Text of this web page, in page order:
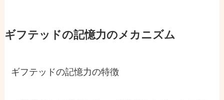
ギフテッドの記憶力のメカニズム
ギフテッドの記憶力の特徴